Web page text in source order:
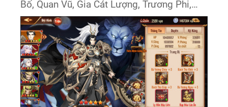
Bố, Quan Vũ, Gia Cát Lượng, Trương Phi,…